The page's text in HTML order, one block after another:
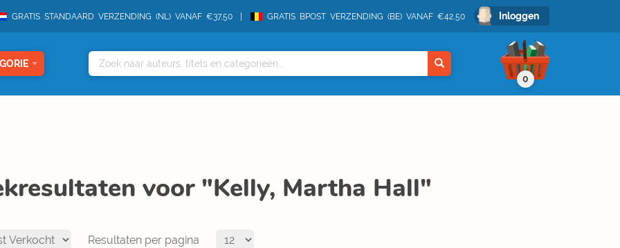
GRATIS STANDAARD VERZENDING (NL) VANAF €37,50 GRATIS BPOST VERZENDING (BE) VANAF €42,50 Inloggen
0
voor "Kelly, Martha Hall"
Resultaten per pagina